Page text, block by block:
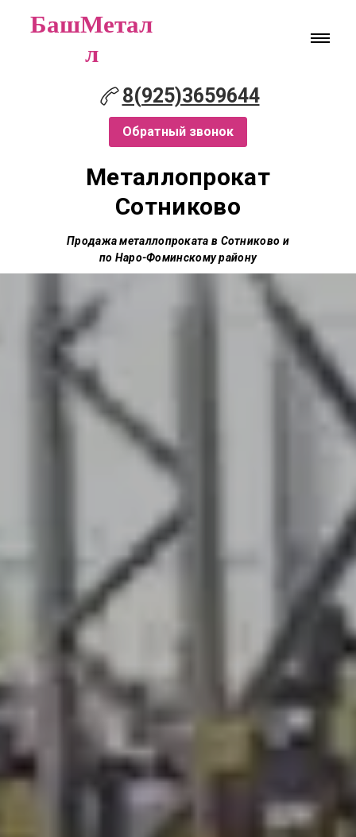
БашМетал
л
8(925)3659644
Обратный звонок
Металлопрокат
Сотниково
Продажа металлопроката в Сотниково и
по Наро-Фоминскому району